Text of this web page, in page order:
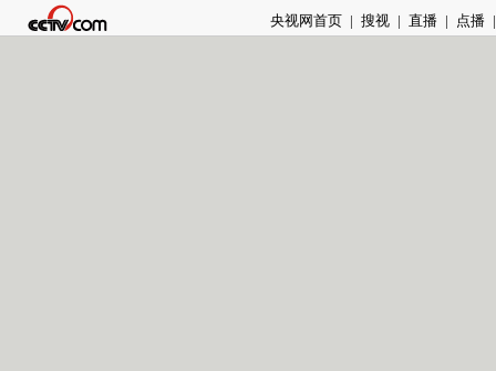
央视网首页 | 搜视 | 直播 | 点播 |